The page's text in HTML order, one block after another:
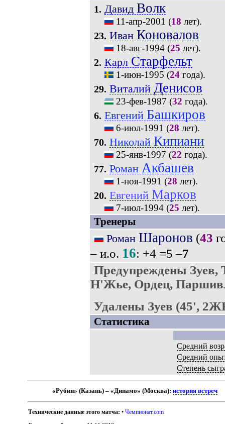
1. Давид Волк
11-апр-2001 (18 лет).
23. Иван Коновалов
18-авг-1994(25 лет).
2. Карл Старфельт
1-июн-1995 (24года).
29. Виталий Денисов
23-фев-1987 (32 года).
6. Евгений Башкиров
6-июл-1991 (28 лет).
70. Николай Кипиани
25-янв-1997 (22 года).
77. Роман Акбашев
1-ноя-1991 (28 лет).
20. Евгений Марков
7-июл-1994(25 лет).
Тренеры
Роман Шаронов (43
– и.о. 16: +4 =5 –7
Предупреждены
Н'Жье, Ордец,
Удалены Зуев (45',
Статистика
Средний
Средний
Степень
«Рубин» (Казань) – «Динамо» (Москва):история встреч
Технические данные этого матча: •Чемпионат.com